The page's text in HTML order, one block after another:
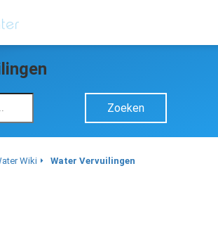
Zoeken
Wiki Water Vervuilingen